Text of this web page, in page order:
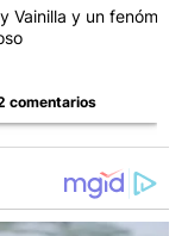
Vainilla y un fenómeno
comentarios